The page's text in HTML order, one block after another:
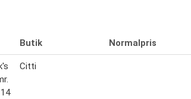
Butik Normalpris
Citti